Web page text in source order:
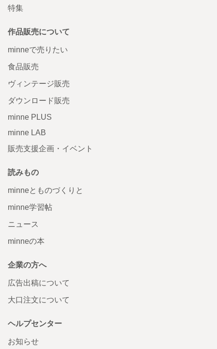
特集
作品販売について
minneで売りたい
食品販売
ヴィンテージ販売
ダウンロード販売
minne PLUS
minne LAB
販売支援企画・イベント
読みもの
minneとものづくりと
minne学習帖
ニュース
minneの本
企業の方へ
広告出稿について
大口注文について
ヘルプセンター
お知らせ